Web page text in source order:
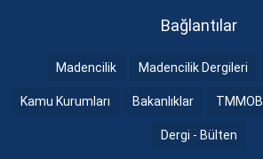
Bağlantılar
Madencilik Madencilik Dergileri
Kamu Kurumları Bakanlıklar TMMOB
Dergi - Bülten